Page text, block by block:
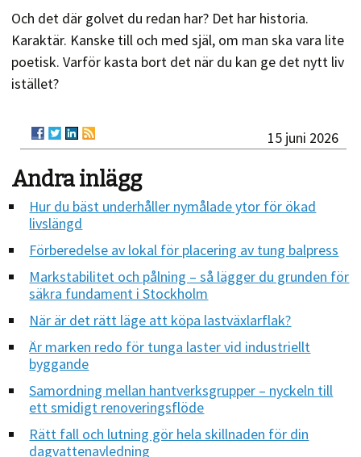
Och det där golvet du redan har? Det har historia.
Karaktär. Kanske till och med själ, om man ska vara lite
poetisk. Varför kasta bort det när du kan ge det nytt liv
istället?
15 juni 2026
Andra inlägg
Hur du bäst underhåller nymålade ytor för ökad
livslängd
Förberedelse av lokal för placering av tung balpress
Markstabilitet och pålning – så lägger du grunden för
säkra fundament i Stockholm
När är det rätt läge att köpa lastväxlarflak?
Är marken redo för tunga laster vid industriellt
byggande
Samordning mellan hantverksgrupper – nyckeln till
ett smidigt renoveringsflöde
Rätt fall och lutning gör hela skillnaden för din
dagvattenavledning